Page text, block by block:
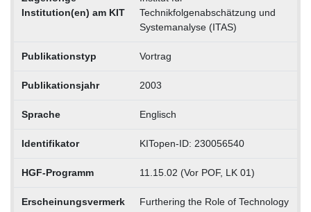
Institution(en) am KIT
Technikfolgenabschätzung und
Systemanalyse (ITAS)
Publikationstyp Vortrag
Publikationsjahr 2003
Sprache Englisch
Identifikator KITopen-ID: 230056540
HGF-Programm 11.15.02 (Vor POF, LK 01)
Erscheinungsvermerk
Furthering the Role of Technology